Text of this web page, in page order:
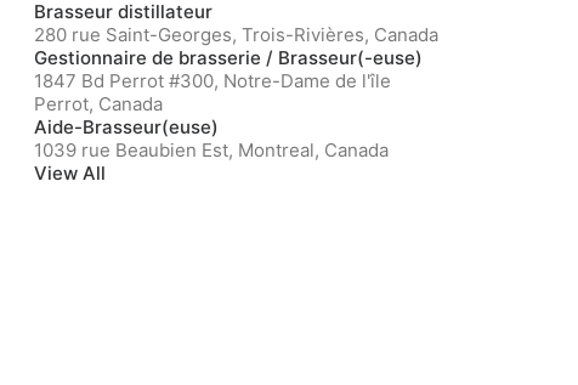
Brasseur distillateur
280 rue Saint-Georges, Trois-Rivières, Canada
Gestionnaire de brasserie / Brasseur(-euse)
1847 Bd Perrot #300, Notre-Dame de l'île
Perrot, Canada
Aide-Brasseur(euse)
1039 rue Beaubien Est, Montreal, Canada
View All